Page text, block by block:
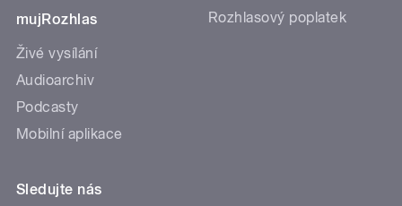
mujRozhlas
Živé vysílání
Audioarchiv
Podcasty
Mobilní aplikace
Rozhlasový poplatek
Sledujte nás